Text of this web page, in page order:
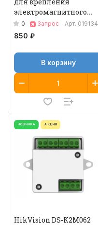
электромагнитного
замка
0 Запрос Арт. 019134
850 ₽
В корзину
НОВИНКА АКЦИЯ
HikVision DS-K2M062